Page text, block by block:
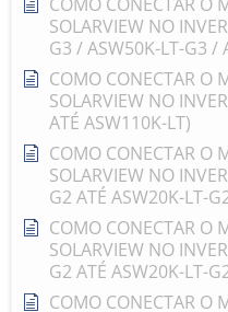
COMO CONECTAR O
SOLARVIEW NO
G3 / ASW50K-LT-G3 /
COMO CONECTAR O
SOLARVIEW NO
ATÉ ASW110K-LT)
COMO CONECTAR O
SOLARVIEW NO
G2 ATÉ ASW20K-LT-
COMO CONECTAR O
SOLARVIEW NO
G2 ATÉ ASW20K-LT-
COMO CONECTAR O